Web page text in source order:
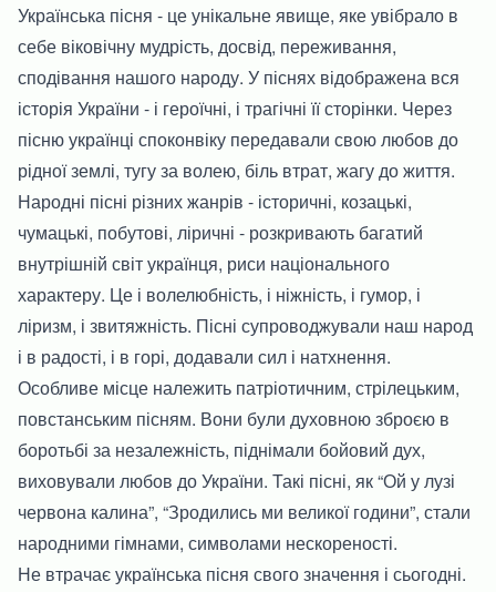
Українська пісня - це унікальне явище, яке увібрало в
себе віковічну мудрість, досвід, переживання,
сподівання нашого народу. У піснях відображена вся
історія України - і героїчні, і трагічні її сторінки. Через
пісню українці споконвіку передавали свою любов до
рідної землі, тугу за волею, біль втрат, жагу до життя.
Народні пісні різних жанрів - історичні, козацькі,
чумацькі, побутові, ліричні - розкривають багатий
внутрішній світ українця, риси національного
характеру. Це і волелюбність, і ніжність, і гумор, і
ліризм, і звитяжність. Пісні супроводжували наш народ
і в радості, і в горі, додавали сил і натхнення.
Особливе місце належить патріотичним, стрілецьким,
повстанським пісням. Вони були духовною зброєю в
боротьбі за незалежність, піднімали бойовий дух,
виховували любов до України. Такі пісні, як “Ой у лузі
червона калина”, “Зродились ми великої години”, стали
народними гімнами, символами нескореності.
Не втрачає українська пісня свого значення і сьогодні.